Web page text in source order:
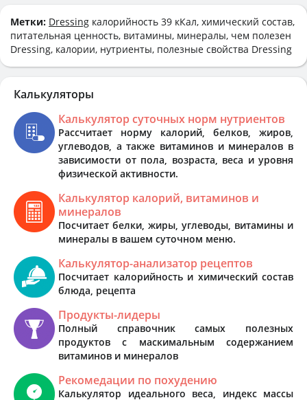
Метки: Dressing калорийность 39 кКал, химический состав,
питательная ценность, витамины, минералы, чем полезен
Dressing, калории, нутриенты, полезные свойства Dressing
Калькуляторы
Калькулятор суточных норм нутриентов
Рассчитает норму калорий, белков, жиров,
углеводов, а также витаминов и минералов в
зависимости от пола, возраста, веса и уровня
физической активности.
Калькулятор калорий, витаминов и
минералов
Посчитает белки, жиры, углеводы, витамины и
минералы в вашем суточном меню.
Калькулятор-анализатор рецептов
Посчитает калорийность и химический состав
блюда, рецепта
Продукты-лидеры
Полный справочник самых полезных
продуктов с маскимальным содержанием
витаминов и минералов
Рекомедации по похудению
Калькулятор идеального веса, индекс массы